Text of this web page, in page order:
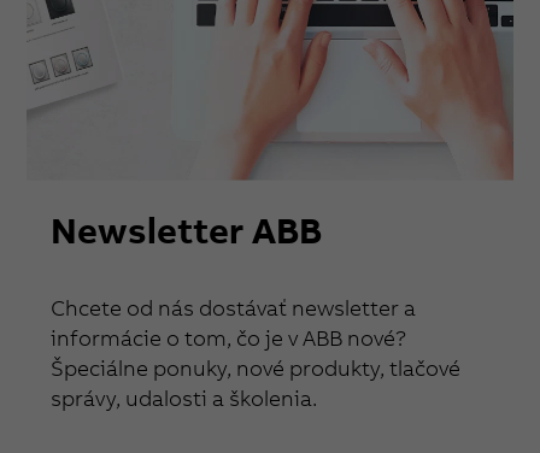
Newsletter ABB
Chcete od nás dostávať newsletter a
informácie o tom, čo je v ABB nové?
Špeciálne ponuky, nové produkty, tlačové
správy, udalosti a školenia.